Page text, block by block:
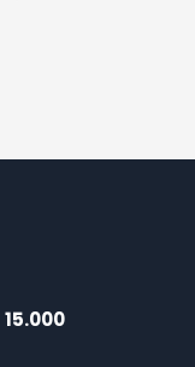
15.000